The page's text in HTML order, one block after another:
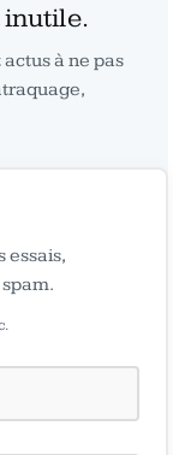
inutile.
à ne pas
essais,